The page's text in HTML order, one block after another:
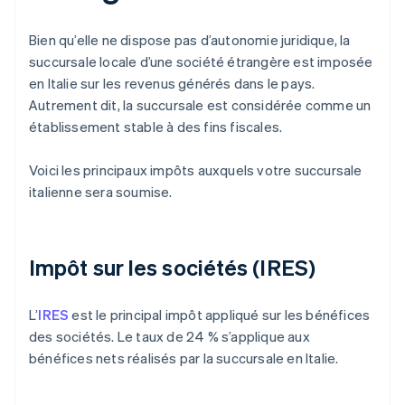
Bien qu’elle ne dispose pas d’autonomie juridique, la
succursale locale d’une société étrangère est imposée
en Italie sur les revenus générés dans le pays.
Autrement dit, la succursale est considérée comme un
établissement stable à des fins fiscales.
Voici les principaux impôts auxquels votre succursale
italienne sera soumise.
Impôt sur les sociétés (IRES)
L’IRES est le principal impôt appliqué sur les bénéfices
des sociétés. Le taux de 24 % s’applique aux
bénéfices nets réalisés par la succursale en Italie.